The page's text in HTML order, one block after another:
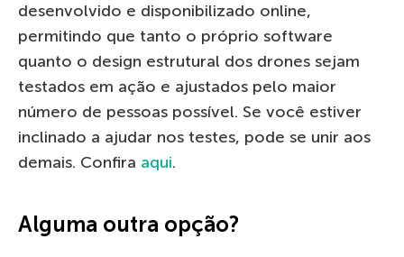
desenvolvido e disponibilizado online,
permitindo que tanto o próprio software
quanto o design estrutural dos drones sejam
testados em ação e ajustados pelo maior
número de pessoas possível. Se você estiver
inclinado a ajudar nos testes, pode se unir aos
demais. Confira aqui.
Alguma outra opção?